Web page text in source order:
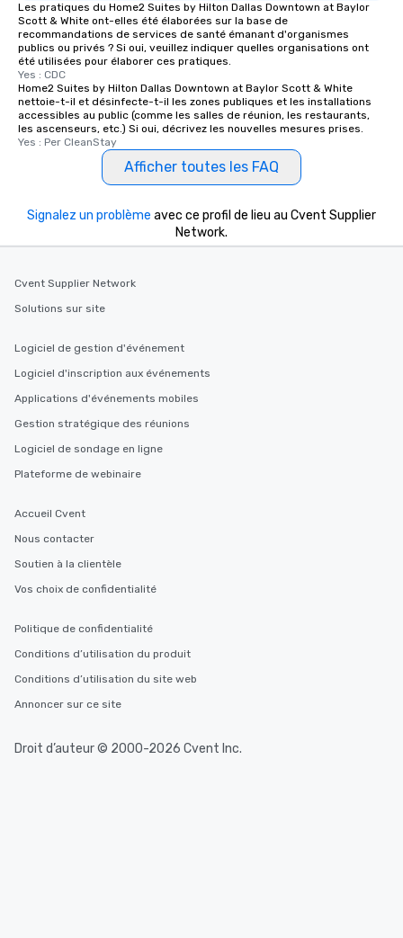
itinerary. You Get a Dinner and a Show
Our tours offer an
entertainment. All
who leads the group
offering engaging
fascinating stories.
interactive
ensuring there is
experiences offer the
several renowned
Les pratiques du Home2 Suites by Hilton Dallas Downtown at Baylor
Scott & White ont-elles été élaborées sur la base de
recommandations de services de santé émanant d'organismes
publics ou privés ? Si oui, veuillez indiquer quelles organisations ont
été utilisées pour élaborer ces pratiques.
Yes : CDC
Home2 Suites by Hilton Dallas Downtown at Baylor Scott & White
nettoie-t-il et désinfecte-t-il les zones publiques et les installations
accessibles au public (comme les salles de réunion, les restaurants,
les ascenseurs, etc.) Si oui, décrivez les nouvelles mesures prises.
Yes : Per CleanStay
Afficher toutes les FAQ
Signalez un problème avec ce profil de lieu au Cvent Supplier
Network.
Cvent Supplier Network
Solutions sur site
Logiciel de gestion d'événement
Logiciel d'inscription aux événements
Applications d'événements mobiles
Gestion stratégique des réunions
Logiciel de sondage en ligne
Plateforme de webinaire
Accueil Cvent
Nous contacter
Soutien à la clientèle
Vos choix de confidentialité
Politique de confidentialité
Conditions d’utilisation du produit
Conditions d’utilisation du site web
Annoncer sur ce site
Droit d’auteur © 2000-2026 Cvent Inc.